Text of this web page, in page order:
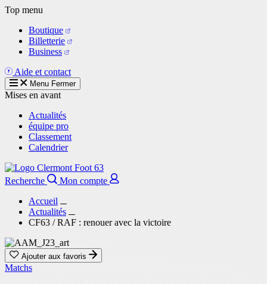
Aller
contenu
principal
Top menu
Boutique
Billetterie
Business
Aide et contact
Menu Fermer
Mises en avant
Actualités
équipe pro
Classement
Calendrier
Recherche
Mon compte
Accueil
Actualités
CF63 / RAF : renouer avec la victoire
Ajouter aux favoris
Matchs